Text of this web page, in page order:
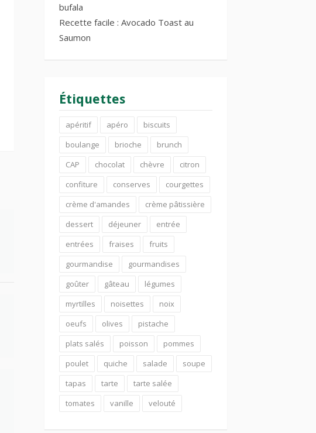
bufala
Recette facile : Avocado Toast au
Saumon
Étiquettes
apéritif apéro
biscuits
boulange
brioche
brunch
CAP
chocolat chèvre
citron
confiture
conserves
courgettes
crème d'amandes
crème pâtissière
dessert
déjeuner
entrée
entrées
fraises
fruits
gourmandise
gourmandises
goûter
gâteau
légumes
myrtilles
noisettes
noix
oeufs
olives
pistache
plats salés
poisson
pommes
poulet
quiche salade
soupe
tapas
tarte
tarte salée
tomates
vanille velouté